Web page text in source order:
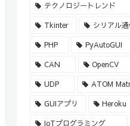
テクノロジートレンド
Tkinter シリアル
PHP PyAutoGUI
CAN OpenCV
UDP ATOM
GUIアプリ Heroku
IoTプログラミング